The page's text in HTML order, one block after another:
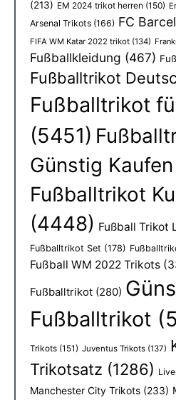
(213) EM 2024 trikot herren (150)
Arsenal Trikots (166) FC
FIFA WM Katar 2022 trikot (134)
Fußballkleidung (467)
Fußballtrikot
Fußballtrikot
(5451)
Günstig Kaufen
Fußballtrikot
(4448) Fußball Trikot
Fußballtrikot Set (178)
Fußball WM 2022 Trikots
Fußballtrikot (280)
Fußballtrikot
Trikots (151) Juventus Trikots (137)
Trikotsatz (1286)
Manchester City Trikots (233)